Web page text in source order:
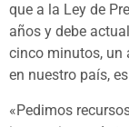
que a la Ley de
años y debe
cinco minutos, un
en nuestro país,
«Pedimos